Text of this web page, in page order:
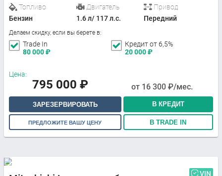
Топливо
Бензин
Двигатель
1.6 л/ 117 л.с.
Привод
Передний
Делаем скидку, если вы берете в:
Trade In
80 000₽
Кредит от 6,5%
20 000₽
Цена:
795 000 ₽ от 16 300 ₽/мес.
ЗАРЕЗЕРВИРОВАТЬ В КРЕДИТ
ПРЕДЛОЖИТЕ ВАШУ ЦЕНУ В TRADE IN
VIN